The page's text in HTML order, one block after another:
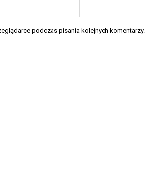
podczas pisania kolejnych komentarzy.